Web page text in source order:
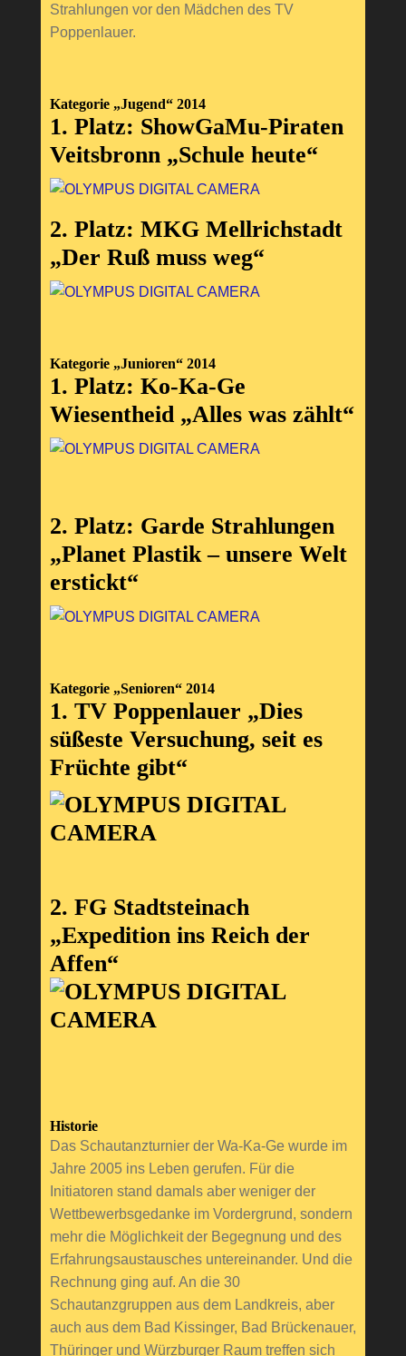
Strahlungen vor den Mädchen des TV
Poppenlauer.
Kategorie „Jugend“ 2014
1. Platz: ShowGaMu-Piraten
Veitsbronn „Schule heute“
2. Platz: MKG Mellrichstadt
„Der Ruß muss weg“
Kategorie „Junioren“ 2014
1. Platz: Ko-Ka-Ge
Wiesentheid „Alles was zählt“
2. Platz: Garde Strahlungen
„Planet Plastik – unsere Welt
erstickt“
Kategorie „Senioren“ 2014
1. TV Poppenlauer „Dies
süßeste Versuchung, seit es
Früchte gibt“
2. FG Stadtsteinach
„Expedition ins Reich der
Affen“
Historie
Das Schautanzturnier der Wa-Ka-Ge wurde im
Jahre 2005 ins Leben gerufen. Für die
Initiatoren stand damals aber weniger der
Wettbewerbsgedanke im Vordergrund, sondern
mehr die Möglichkeit der Begegnung und des
Erfahrungsaustausches untereinander. Und die
Rechnung ging auf. An die 30
Schautanzgruppen aus dem Landkreis, aber
auch aus dem Bad Kissinger, Bad Brückenauer,
Thüringer und Würzburger Raum treffen sich